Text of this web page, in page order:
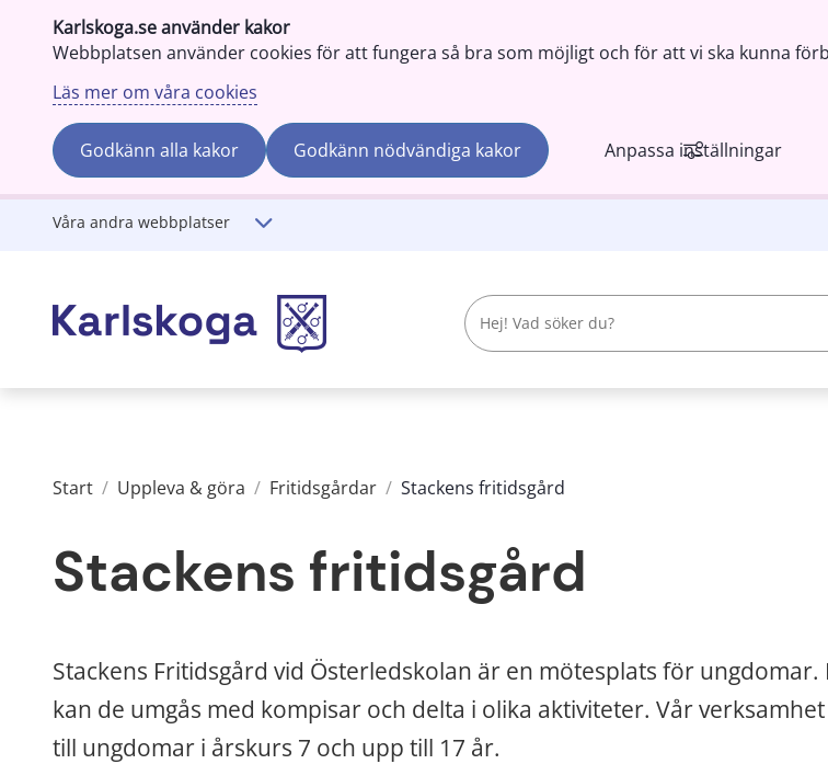
Karlskoga.se använder kakor
Webbplatsen använder cookies för att fungera så bra som möjligt och för att vi ska kunna
Läs mer om våra cookies
Godkänn alla kakor Godkänn nödvändiga kakor Anpassa inställningar
Gå till innehåll
Våra andra webbplatser
Start / Uppleva & göra / Fritidsgårdar / Stackens fritidsgård
Stackens fritidsgård
Stackens Fritidsgård vid Österledskolan är en mötesplats för ungdomar.
kan de umgås med kompisar och delta i olika aktiviteter. Vår
till ungdomar i årskurs 7 och upp till 17 år.